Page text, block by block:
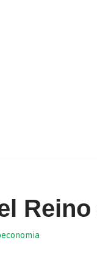
Reino